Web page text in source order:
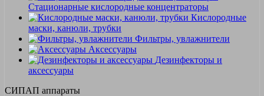
Стационарные кислородные концентраторы
Кислородные
маски, канюли, трубки
Фильтры, увлажнители
Аксессуары
Дезинфекторы и
аксессуары
СИПАП аппараты